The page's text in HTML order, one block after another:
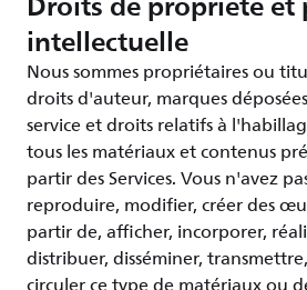
intellectuelle
Nous sommes propriétaires ou
droits d'auteur, marques
service et droits relatifs à
tous les matériaux et contenus
partir des Services. Vous n'avez
reproduire, modifier, créer des
partir de, afficher, incorporer,
distribuer, disséminer,